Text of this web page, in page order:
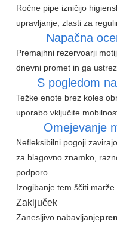
Ročne pipe izničijo
upravljanje, zlasti za
Napačna
Premajhni rezervoarji
dnevni promet in ga
S pogledom
Težke enote brez koles
uporabo vključite
Omejevanje
Nefleksibilni pogoji
za blagovno znamko,
podporo.
Izogibanje tem ščiti marže
Zaključek
Zanesljivo nabavljanje